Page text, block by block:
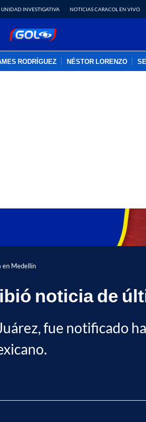
UNIDAD INVESTIGATIVA NOTICIAS CARACOL EN VIVO
RODRÍGUEZ NÉSTOR LORENZO
en Medellín
noticia de
fue notificado